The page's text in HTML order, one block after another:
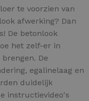
te voorzien van
afwerking? Dan
De betonlook
het zelf-er in
De
egalinelaag en
duidelijk
instructievideo's